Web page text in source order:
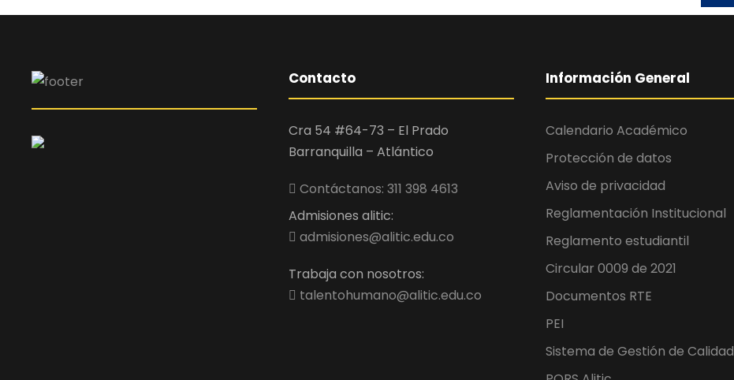
Contacto
Cra 54 #64-73 – El Prado
Barranquilla – Atlántico
Contáctanos: 311 398 4613
Admisiones alitic:
admisiones@alitic.edu.co
Trabaja con nosotros:
talentohumano@alitic.edu.co
Información General
Calendario Académico
Protección de datos
Aviso de privacidad
Reglamentación Institucional
Reglamento estudiantil
Circular 0009 de 2021
Documentos RTE
PEI
Sistema de Gestión de Calidad